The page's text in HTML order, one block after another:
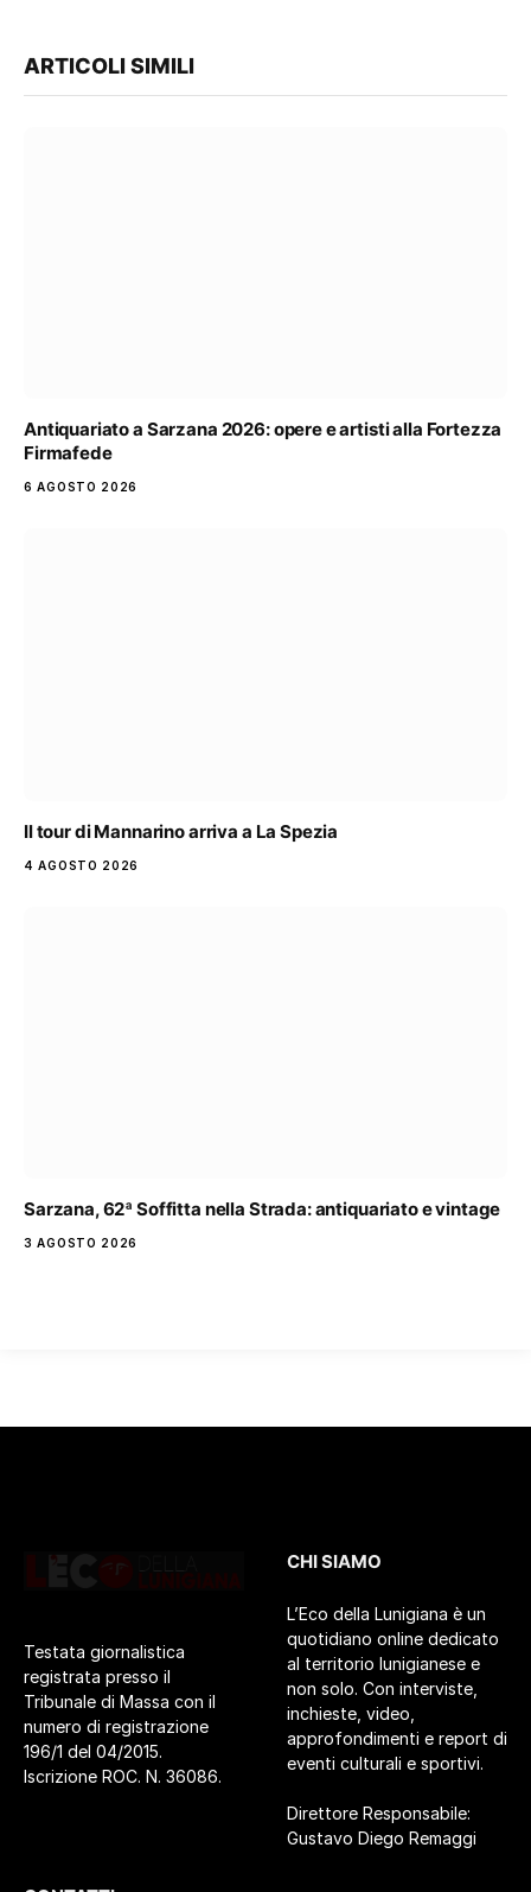
ARTICOLI SIMILI
Antiquariato a Sarzana 2026: opere e artisti alla Fortezza
Firmafede
6 AGOSTO 2026
Il tour di Mannarino arriva a La Spezia
4 AGOSTO 2026
Sarzana, 62ª Soffitta nella Strada: antiquariato e vintage
3 AGOSTO 2026
Testata giornalistica
registrata presso il
Tribunale di Massa con il
numero di registrazione
196/1 del 04/2015.
Iscrizione ROC. N. 36086.
CHI SIAMO
L’Eco della Lunigiana è un
quotidiano online dedicato
al territorio lunigianese e
non solo. Con interviste,
inchieste, video,
approfondimenti e report di
eventi culturali e sportivi.
Direttore Responsabile:
Gustavo Diego Remaggi